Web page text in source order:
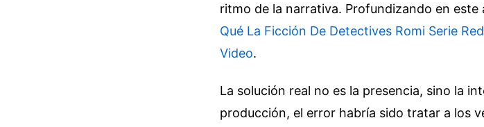
ritmo de la narrativa. Profundizando en este
Qué La Ficción De Detectives Romi Serie
Video.
La solución real no es la presencia, sino la
producción, el error habría sido tratar a los